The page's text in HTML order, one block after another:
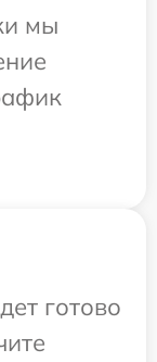
мы
готово